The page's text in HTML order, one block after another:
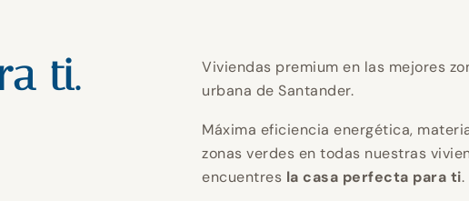
tu
calidad y
para un
tu
calidad y
para un
tu
calidad y
para un
ti.
Viviendas premium en las mejores
urbana de Santander.
Máxima eficiencia energética,
zonas verdes en todas nuestras
encuentres la casa perfecta para ti.